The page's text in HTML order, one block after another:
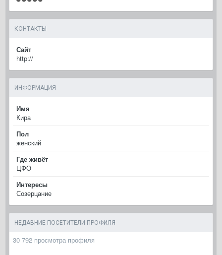
КОНТАКТЫ
Сайт
http://
ИНФОРМАЦИЯ
Имя
Кира
Пол
женский
Где живёт
ЦФО
Интересы
Созерцание
НЕДАВНИЕ ПОСЕТИТЕЛИ ПРОФИЛЯ
30 792 просмотра профиля